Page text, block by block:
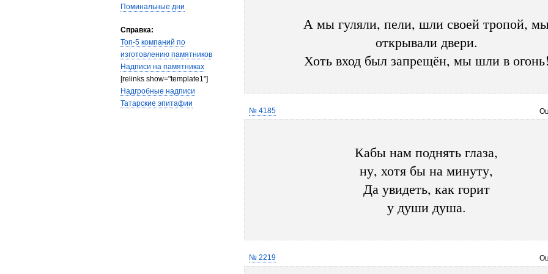
Поминальные дни
Справка:
Топ-5 компаний по
изготовлению памятников
Надписи на памятниках
[relinks show="template1"]
Надгробные надписи
Татарские эпитафии
А мы гуляли, пели, шли своей тропой,
открывали двери.
Хоть вход был запрещён, мы шли в огонь!
№ 4185
Кабы нам поднять глаза,
ну, хотя бы на минуту,
Да увидеть, как горит
у души душа.
№ 2219